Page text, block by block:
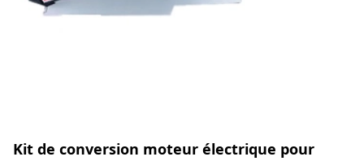
Kit de conversion moteur électrique pour